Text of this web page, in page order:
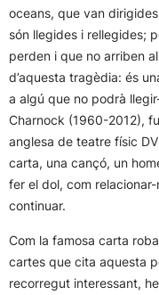
oceans, que van
són llegides i rellegides;
perden i que no arriben
d’aquesta tragèdia: és
a algú que no podrà
Charnock (1960-2012),
anglesa de teatre físic
carta, una cançó, un
fer el dol, com
continuar.
Com la famosa carta
cartes que cita aquesta
recorregut interessant,